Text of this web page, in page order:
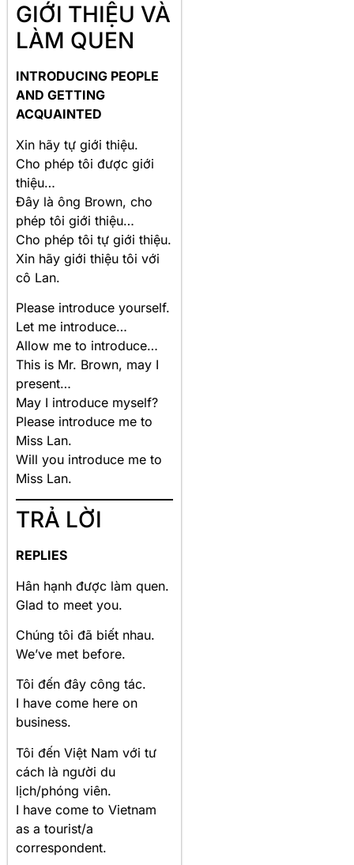
GIỚI THIỆU VÀ
LÀM QUEN
INTRODUCING PEOPLE
AND GETTING
ACQUAINTED
Xin hãy tự giới thiệu.
Cho phép tôi được giới
thiệu…
Đây là ông Brown, cho
phép tôi giới thiệu…
Cho phép tôi tự giới thiệu.
Xin hãy giới thiệu tôi với
cô Lan.
Please introduce yourself.
Let me introduce…
Allow me to introduce…
This is Mr. Brown, may I
present…
May I introduce myself?
Please introduce me to
Miss Lan.
Will you introduce me to
Miss Lan.
TRẢ LỜI
REPLIES
Hân hạnh được làm quen.
Glad to meet you.
Chúng tôi đã biết nhau.
We’ve met before.
Tôi đến đây công tác.
I have come here on
business.
Tôi đến Việt Nam với tư
cách là người du
lịch/phóng viên.
I have come to Vietnam
as a tourist/a
correspondent.